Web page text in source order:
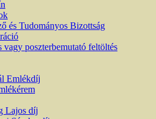
és Tudományos Bizottság
vagy poszterbemutató feltöltés
Emlékdíj
Lajos díj